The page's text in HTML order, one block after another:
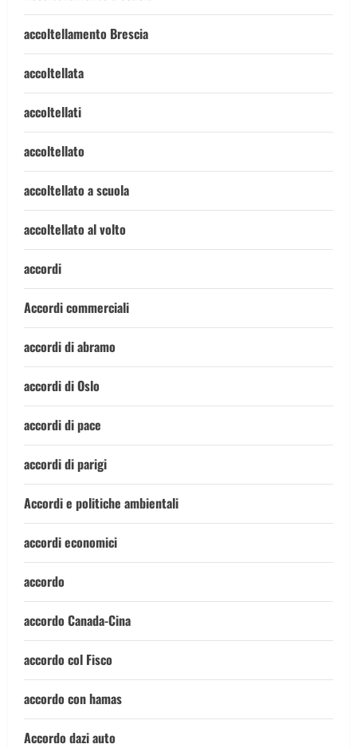
accoltellamento Brescia
accoltellata
accoltellati
accoltellato
accoltellato a scuola
accoltellato al volto
accordi
Accordi commerciali
accordi di abramo
accordi di Oslo
accordi di pace
accordi di parigi
Accordi e politiche ambientali
accordi economici
accordo
accordo Canada-Cina
accordo col Fisco
accordo con hamas
Accordo dazi auto